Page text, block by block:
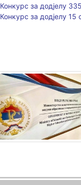
Конкурс за додјелу
Конкурс за додјелу 15